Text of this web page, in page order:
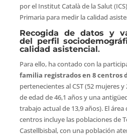
por el Institut Català de la Salut
Primaria para medir la calidad
Recogida de datos y
del perfil
calidad asistencial.
Para ello, ha contado con la
familia registrados en 8 centros
pertenecientes al CST (52 mujeres
de edad de 46,1 años y una
trabajo actual de 13,9 años). El
centros incluye las poblaciones de
Castellbisbal, con una población